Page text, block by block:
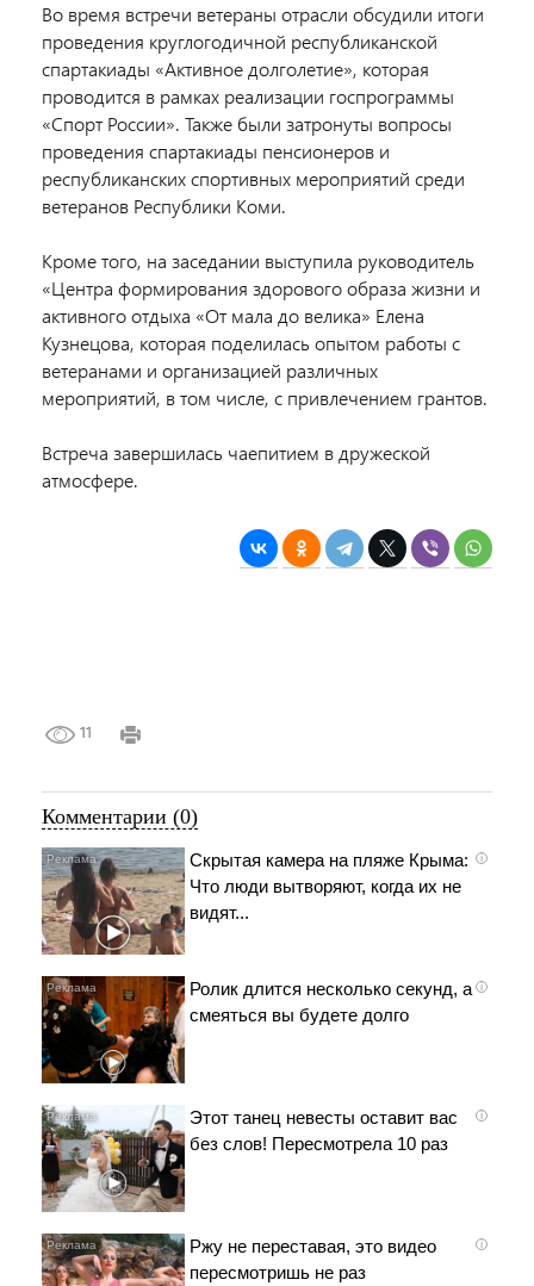
Во время встречи ветераны отрасли обсудили итоги
проведения круглогодичной республиканской
спартакиады «Активное долголетие», которая
проводится в рамках реализации госпрограммы
«Спорт России». Также были затронуты вопросы
проведения спартакиады пенсионеров и
республиканских спортивных мероприятий среди
ветеранов Республики Коми.
Кроме того, на заседании выступила руководитель
«Центра формирования здорового образа жизни и
активного отдыха «От мала до велика» Елена
Кузнецова, которая поделилась опытом работы с
ветеранами и организацией различных
мероприятий, в том числе, с привлечением грантов.
Встреча завершилась чаепитием в дружеской
атмосфере.
11
Комментарии (0)
i
Скрытая камера на пляже Крыма:
Что люди вытворяют, когда их не
видят...
i
Ролик длится несколько секунд, а
смеяться вы будете долго
i
Этот танец невесты оставит вас
без слов! Пересмотрела 10 раз
i
Ржу не переставая, это видео
пересмотришь не раз